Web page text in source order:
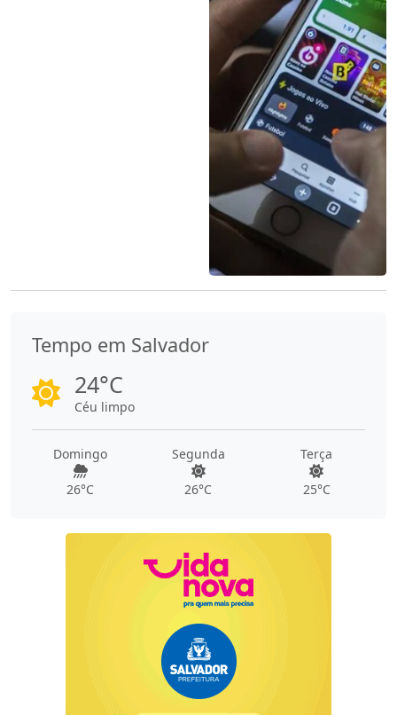
Tempo em Salvador
24°C
Céu limpo
Domingo
26°C
Segunda
26°C
Terça
25°C